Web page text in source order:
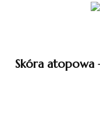
Skóra atopowa